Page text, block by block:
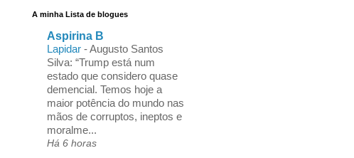
A minha Lista de blogues
Aspirina B
Lapidar -Augusto Santos
Silva: “Trump está num
estado que considero quase
demencial. Temos hoje a
maior potência do mundo nas
mãos de corruptos, ineptos e
moralme...
Há 6 horas